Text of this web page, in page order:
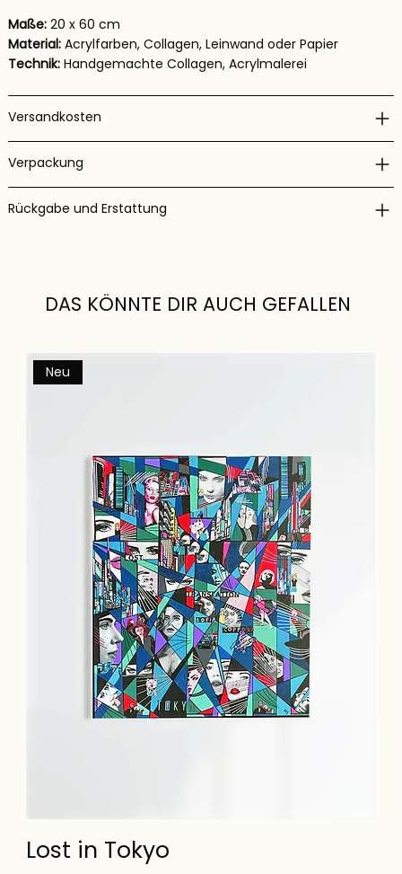
Maße:20 x 60 cm
Material:Acrylfarben, Collagen, Leinwand oder Papier
Technik:Handgemachte Collagen, Acrylmalerei
Versandkosten
Verpackung
Rückgabe und Erstattung
DAS KÖNNTE DIR AUCH GEFALLEN
Neu
Lost in Tokyo